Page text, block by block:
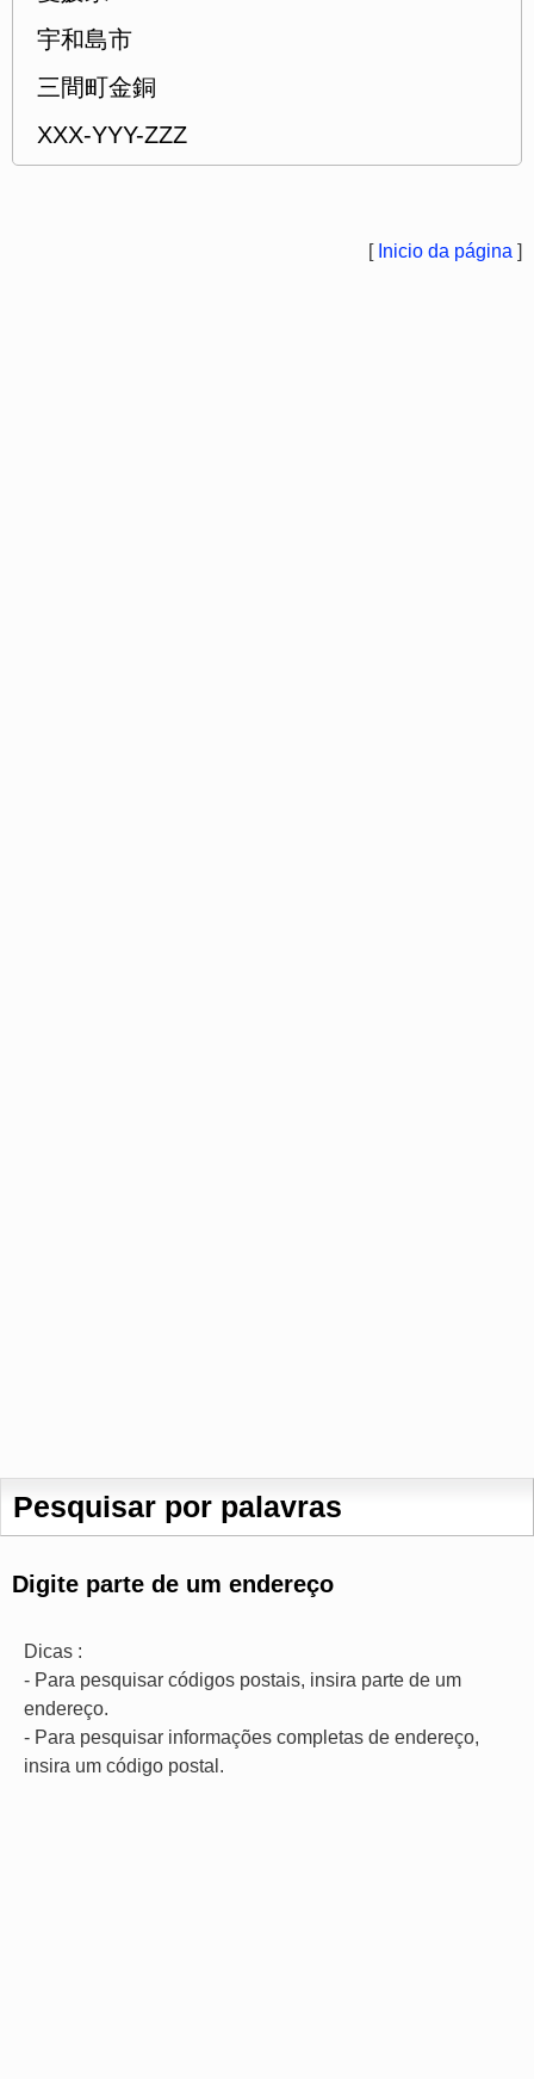
宇和島市
三間町金銅
XXX-YYY-ZZZ
[ Inicio da página ]
Pesquisar por palavras
Digite parte de um endereço
Dicas :
- Para pesquisar códigos postais, insira parte de um
endereço.
- Para pesquisar informações completas de endereço,
insira um código postal.